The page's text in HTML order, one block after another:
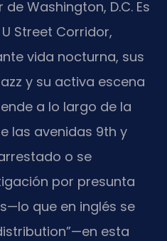
Washington, D.C. Es
Street Corridor,
vida nocturna, sus
y su activa escena
a lo largo de la
las avenidas 9th y
o se
por presunta
que en inglés se
esta